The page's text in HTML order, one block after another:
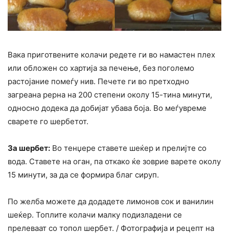
Вака приготвените колачи редете ги во намастен плех
или обложен со хартија за печење, без поголемо
растојание помеѓу нив. Печете ги во претходно
загреана рерна на 200 степени околу 15-тина минути,
односно додека да добијат убава боја. Во меѓувреме
сварете го шербетот.
За шербет: Во тенџере ставете шеќер и прелијте со
вода. Ставете на оган, па откако ќе зоврие варете околу
15 минути, за да се формира благ сируп.
По желба можете да додадете лимонов сок и ванилин
шеќер. Топлите колачи малку подизладени се
прелеваат со топол шербет. / Фотографија и рецепт на